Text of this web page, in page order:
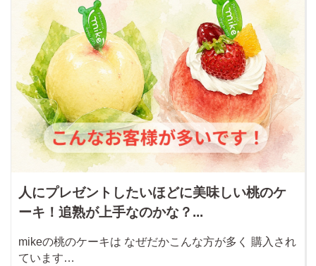
人にプレゼントしたいほどに美味しい桃のケ
ーキ！追熟が上手なのかな？...
mikeの桃のケーキは なぜだかこんな方が多く 購入され
ています…